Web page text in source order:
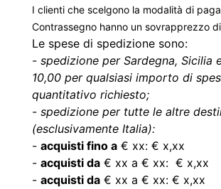
I clienti che scelgono la modalità di
Contrassegno hanno un sovrapprezzo
Le spese di spedizione sono:
- spedizione per Sardegna, Sicilia
10,00 per qualsiasi importo di
quantitativo richiesto;
- spedizione per tutte le altre
(esclusivamente Italia):
- acquisti fino a € xx: € x,xx
- acquisti da € xx a € xx: € x,xx
- acquisti da € xx a € xx: € x,xx